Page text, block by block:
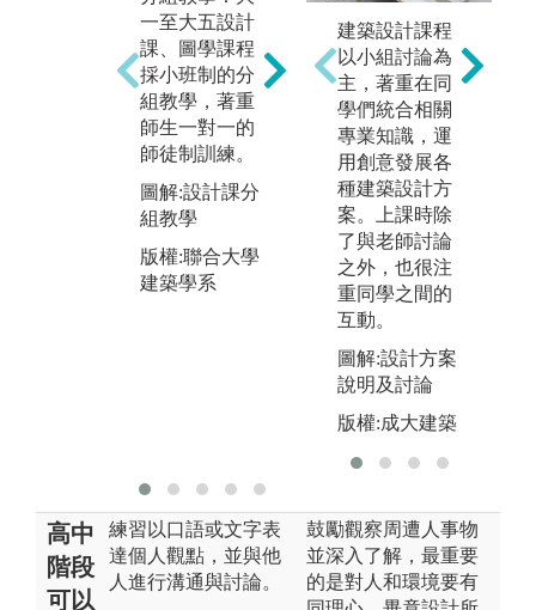
一至大五設計
課、圖學課程
採小班制的分
組教學，著重
師生一對一的
師徒制訓練。
圖解:設計課分
組教學
版權:聯合大學
建築學系
課堂講授：由
教授講授設計
相關知識與理
論，帶領同學
釐清問題，了
解課程內容。
圖解:課堂講授
版權:聯合大學
建築學系
建築設計課程
以小組討論為
主，著重在同
學們統合相關
專業知識，運
用創意發展各
種建築設計方
案。上課時除
了與老師討論
之外，也很注
重同學之間的
互動。
圖解:設計方案
說明及討論
版權:成大建築
高中
階段
可以
練習以口語或文字表
達個人觀點，並與他
人進行溝通與討論。
鼓勵觀察周遭人事物
並深入了解，最重要
的是對人和環境要有